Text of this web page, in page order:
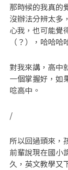
那時候的我真的
沒辦法分辨太多
心我，也可能覺
（？），哈哈哈
對我來講，高中
一個掌握好，如
唸高中。
/
所以回過頭來，
前輩說現在國小
久，英文教學又